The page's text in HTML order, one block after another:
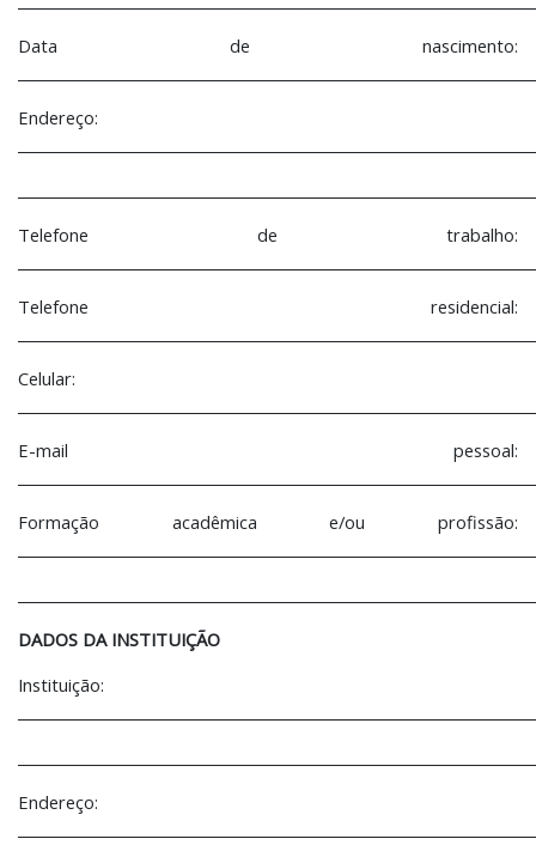
Data de nascimento:
Endereço:
Telefone de trabalho:
Telefone residencial:
Celular:
E-mail pessoal:
Formação acadêmica e/ou profissão:
DADOS DA INSTITUIÇÃO
Instituição:
Endereço: